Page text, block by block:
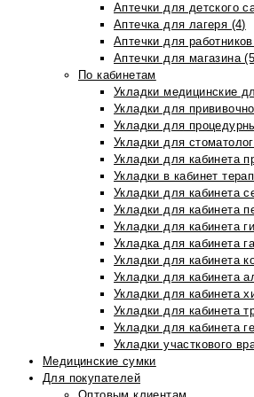
Аптечки для детского
Аптечка для лагеря (4)
Аптечки для
Аптечки для магазина
По кабинетам
Укладки медицинские
Укладки для
Укладки для
Укладки для
Укладки для кабинета
Укладки в кабинет
Укладки для кабинета
Укладки для кабинета
Укладки для кабинета
Укладка для кабинета
Укладки для кабинета
Укладки для кабинета
Укладки для кабинета
Укладки для кабинета
Укладки для кабинета
Укладки участкового
Медицинские сумки
Для покупателей